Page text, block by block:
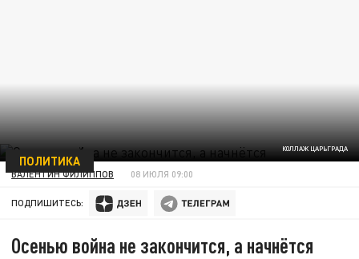
КОЛЛАЖ ЦАРЬГРАДА
ПОЛИТИКА
ВАЛЕНТИН ФИЛИППОВ 08 ИЮЛЯ 09:00
ПОДПИШИТЕСЬ:
Осенью война не закончится, а начнётся